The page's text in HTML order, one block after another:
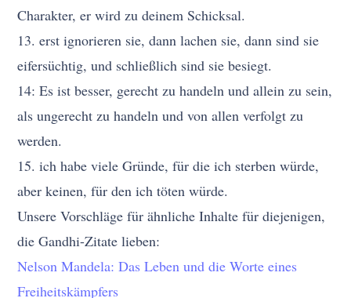
Charakter, er wird zu deinem Schicksal.
13. erst ignorieren sie, dann lachen sie, dann sind sie
eifersüchtig, und schließlich sind sie besiegt.
14: Es ist besser, gerecht zu handeln und allein zu sein,
als ungerecht zu handeln und von allen verfolgt zu
werden.
15. ich habe viele Gründe, für die ich sterben würde,
aber keinen, für den ich töten würde.
Unsere Vorschläge für ähnliche Inhalte für diejenigen,
die Gandhi-Zitate lieben:
Nelson Mandela: Das Leben und die Worte eines
Freiheitskämpfers